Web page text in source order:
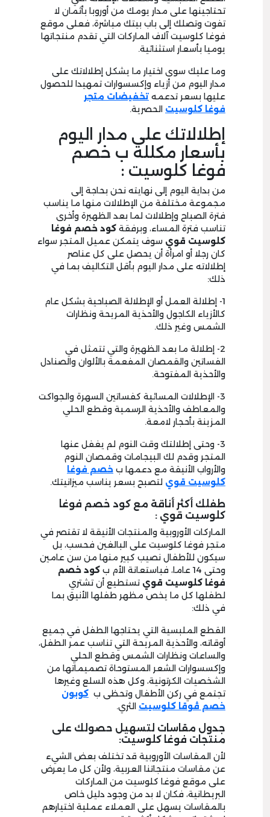
تحتاجينها على مدار يومك من أوروبا بأثمان لا
تفوت وتصلك إلى باب بيتك مباشرة، فعلى موقع
فوغا كلوسيت آلاف الماركات التي تقدم منتجاتها
يوميا بأسعار استثنائية.
وما عليك سوى اختيار ما يشكل إطلالاتك على
مدار اليوم من أزياء وإكسسوارات تمهيدا للحصول
عليها بسعر تدعمه تخفيضات متجر
فوغا كلوسيت الحصرية.
إطلالاتك على مدار اليوم
بأسعار مكللة ب خصم
فوغا كلوسيت :
من بداية اليوم إلى نهايته نحن بحاجة إلى
مجموعة مختلفة من الإطلالات منها ما يناسب
فترة الصباح وإطلالات لما بعد الظهيرة وأخرى
تناسب فترة المساء، وبرفقة كود خصم فوغا
كلوسيت قوي سوف يتمكن عميل المتجر سواء
كان رجلا أو امرأة أن يحصل على كل عناصر
إطلالاته على مدار اليوم بأقل التكاليف بما في
ذلك:
1- إطلالة العمل أو الإطلالة الصباحية بشكل عام
كالأزياء الكاجول والأحذية المريحة ونظارات
الشمس وغير ذلك.
2- إطلالة ما بعد الظهيرة والتي تتمثل في
الفساتين والقمصان المفعمة بالألوان والصنادل
والأحذية المفتوحة.
3- الإطلالات المسائية كفساتين السهرة والجواكت
والمعاطف والأحذية الرسمية وقطع الحلي
المزينة بأحجار لامعة.
3- وحتى إطلالتك وقت النوم لم يغفل عنها
المتجر وقدم لك البيجامات وقمصان النوم
والأرواب الأنيقة مع دعمها ب خصم فوغا
كلوسيت قوي لتصبح بسعر يناسب ميزانيتك.
طفلك أكثر أناقة مع كود خصم فوغا
كلوسيت قوي :
الماركات الأوروبية والمنتجات الأنيقة لا تقتصر في
متجر فوغا كلوسيت على البالغين فحسب، بل
سيكون للأطفال نصيب كبير منها من سن عامين
وحتى 14 عاما، فباستعانة الأم ب
كود خصم
فوغا كلوسيت قوي تستطيع أن تشتري
لطفلها كل ما يخص مظهر طفلها الأنيق بما
في ذلك:
القطع الملبسية التي يحتاجها الطفل في جميع
أوقاته، والأحذية المريحة التي تناسب عمر الطفل،
والساعات ونظارات الشمس وقطع الحلي
وإكسسوارات الشعر المستوحاة تصميماتها من
الشخصيات الكرتونية، وكل هذه السلع وغيرها
تجتمع في ركن الأطفال وتحظى ب كوبون
خصم ڤوقا كلوسيت الثري.
جدول مقاسات لتسهيل حصولك على
منتجات فوغا كلوسيت:
لأن المقاسات الأوروبية قد تختلف بعض الشيء
عن مقاسات منتجاتنا العربية، ولأن كل ما يعرض
على موقع فوغا كلوسيت من الماركات
البريطانية، فكان لا بد من وجود دليل خاص
بالمقاسات يسهل على العملاء عملية اختيارهم